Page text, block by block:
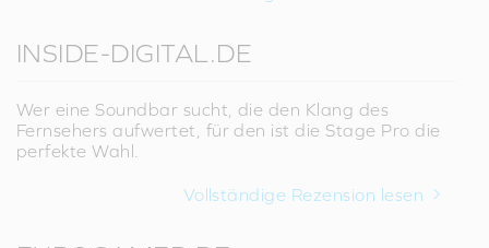
INSIDE-DIGITAL.DE
Wer eine Soundbar sucht, die den Klang des
Fernsehers aufwertet, für den ist die Stage Pro die
perfekte Wahl.
Vollständige Rezension lesen